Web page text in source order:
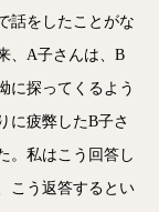
話をしたことがな
、A子さんは、B
に探ってくるよう
に疲弊したB子さ
。私はこう回答し
こう返答するとい